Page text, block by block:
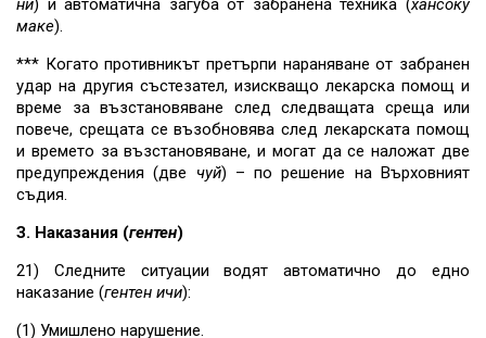
ни) и автоматична загуба от забранена техника (хансоку
маке).
*** Когато противникът претърпи нараняване от забранен
удар на другия състезател, изискващо лекарска помощ и
време за възстановяване след следващата среща или
повече, срещата се възобновява след лекарската помощ
и времето за възстановяване, и могат да се наложат две
предупреждения (две чуй) – по решение на Върховният
съдия.
З. Наказания (гентен)
21) Следните ситуации водят автоматично до едно
наказание (гентен ичи):
(1) Умишлено нарушение.